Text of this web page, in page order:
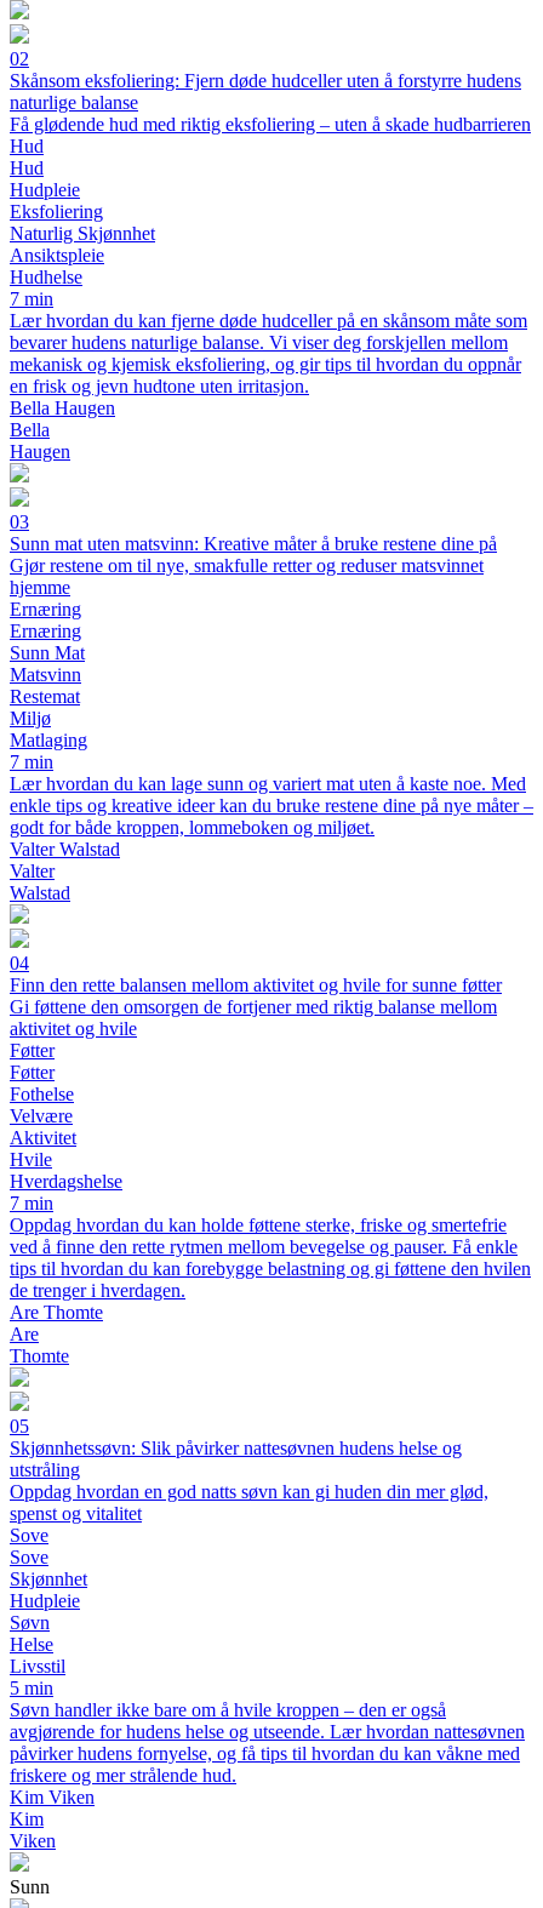
02
Skånsom eksfoliering: Fjern døde hudceller uten å forstyrre hudens
naturlige balanse
Få glødende hud med riktig eksfoliering – uten å skade hudbarrieren
Hud
Hud
Hudpleie
Eksfoliering
Naturlig Skjønnhet
Ansiktspleie
Hudhelse
7 min
Lær hvordan du kan fjerne døde hudceller på en skånsom måte som
bevarer hudens naturlige balanse. Vi viser deg forskjellen mellom
mekanisk og kjemisk eksfoliering, og gir tips til hvordan du oppnår
en frisk og jevn hudtone uten irritasjon.
Bella Haugen
Bella
Haugen
03
Sunn mat uten matsvinn: Kreative måter å bruke restene dine på
Gjør restene om til nye, smakfulle retter og reduser matsvinnet
hjemme
Ernæring
Ernæring
Sunn Mat
Matsvinn
Restemat
Miljø
Matlaging
7 min
Lær hvordan du kan lage sunn og variert mat uten å kaste noe. Med
enkle tips og kreative ideer kan du bruke restene dine på nye måter –
godt for både kroppen, lommeboken og miljøet.
Valter Walstad
Valter
Walstad
04
Finn den rette balansen mellom aktivitet og hvile for sunne føtter
Gi føttene den omsorgen de fortjener med riktig balanse mellom
aktivitet og hvile
Føtter
Føtter
Fothelse
Velvære
Aktivitet
Hvile
Hverdagshelse
7 min
Oppdag hvordan du kan holde føttene sterke, friske og smertefrie
ved å finne den rette rytmen mellom bevegelse og pauser. Få enkle
tips til hvordan du kan forebygge belastning og gi føttene den hvilen
de trenger i hverdagen.
Are Thomte
Are
Thomte
05
Skjønnhetssøvn: Slik påvirker nattesøvnen hudens helse og
utstråling
Oppdag hvordan en god natts søvn kan gi huden din mer glød,
spenst og vitalitet
Sove
Sove
Skjønnhet
Hudpleie
Søvn
Helse
Livsstil
5 min
Søvn handler ikke bare om å hvile kroppen – den er også
avgjørende for hudens helse og utseende. Lær hvordan nattesøvnen
påvirker hudens fornyelse, og få tips til hvordan du kan våkne med
friskere og mer strålende hud.
Kim Viken
Kim
Viken
Sunn